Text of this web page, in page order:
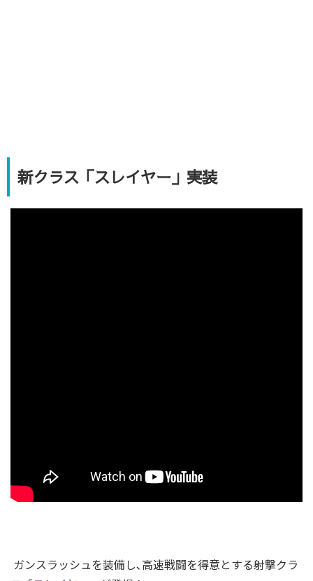
新クラス「スレイヤー」実装
ガンスラッシュを装備し､高速戦闘を得意とする射撃クラ